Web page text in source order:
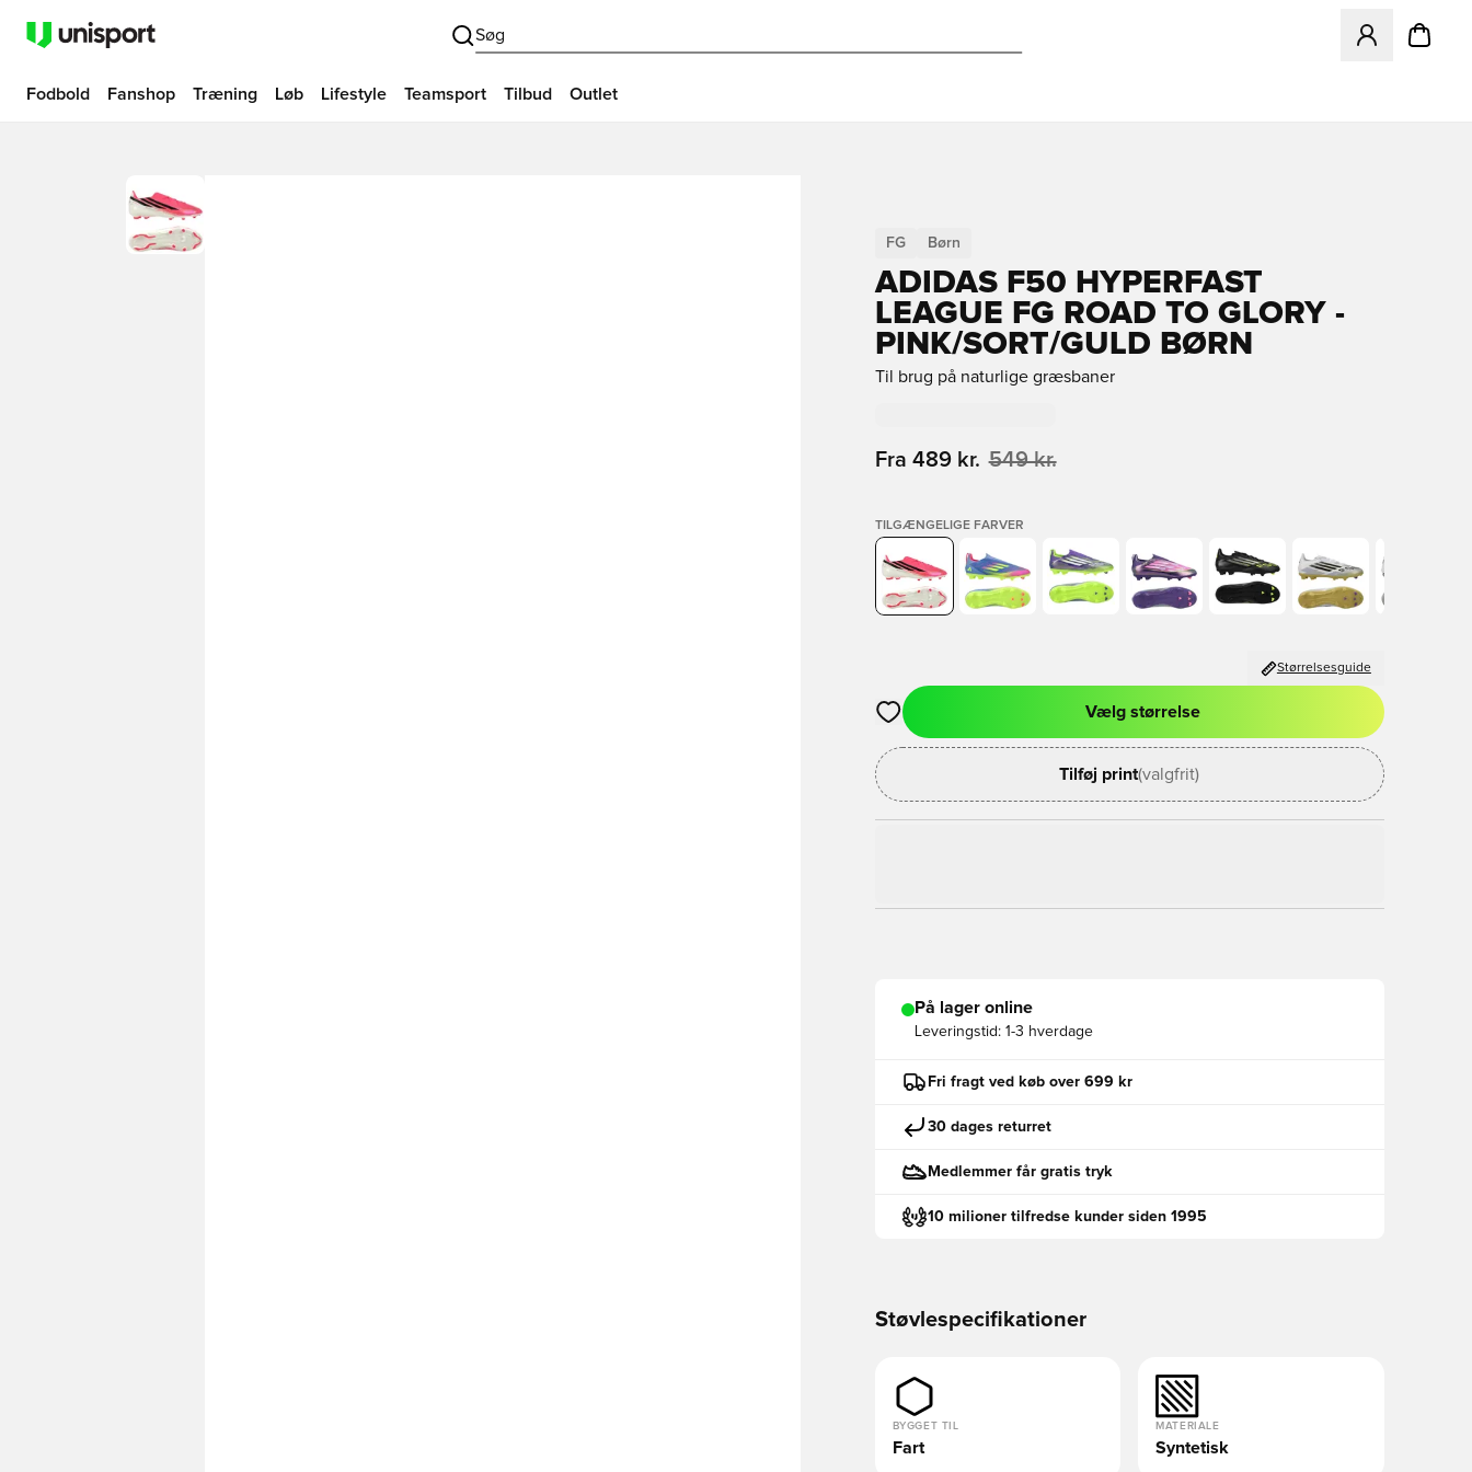
Søg
Åbner en
Fodbold Fanshop Træning Løb Lifestyle Teamsport Tilbud Outlet
FG Børn
ADIDAS F50 HYPERFAST
LEAGUE FG ROAD TO GLORY -
PINK/SORT/GULD BØRN
Til brug på naturlige græsbaner
Fra 489 kr. 549 kr.
TILGÆNGELIGE FARVER
Størrelsesguide
Åbner en Modal til at logge ind eller tilmelde dig som medlem
Vælg størrelse
Tilføj print(valgfrit)
På lager online
Leveringstid: 1-3 hverdage
Fri fragt ved køb over 699 kr
30 dages returret
Medlemmer får gratis tryk
10 milioner tilfredse kunder siden 1995
Støvlespecifikationer
BYGGET TIL
Fart
MATERIALE
Syntetisk